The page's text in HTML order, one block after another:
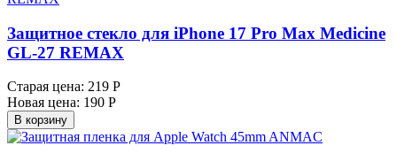
Защитное стекло для iPhone 17 Pro Max Medicine
GL-27 REMAX
Старая цена: 219 Р
Новая цена: 190 Р
В корзину